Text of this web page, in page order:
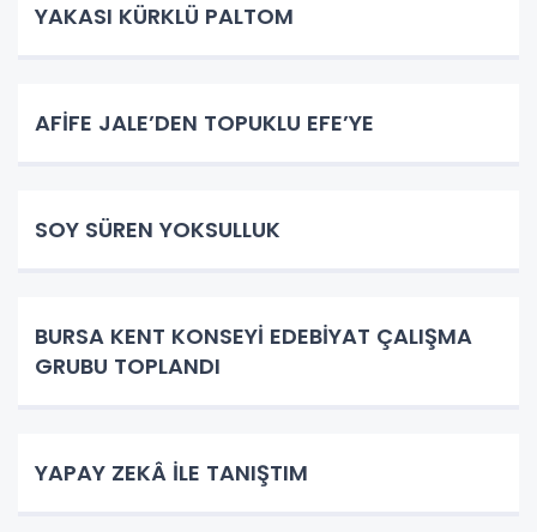
YAKASI KÜRKLÜ PALTOM
AFİFE JALE’DEN TOPUKLU EFE’YE
SOY SÜREN YOKSULLUK
BURSA KENT KONSEYİ EDEBİYAT ÇALIŞMA
GRUBU TOPLANDI
YAPAY ZEKÂ İLE TANIŞTIM